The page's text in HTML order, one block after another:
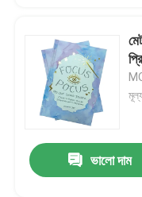
ভালো দাম